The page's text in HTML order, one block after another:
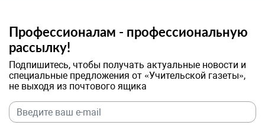
Профессионалам - профессиональную
рассылку!
Подпишитесь, чтобы получать актуальные новости и
специальные предложения от «Учительской газеты»,
не выходя из почтового ящика